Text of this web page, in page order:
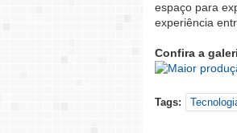
espaço para
experiência
Confira a
Tags: